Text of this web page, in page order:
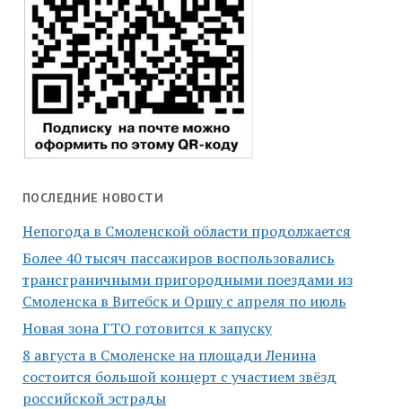
ПОСЛЕДНИЕ НОВОСТИ
Непогода в Смоленской области продолжается
Более 40 тысяч пассажиров воспользовались
трансграничными пригородными поездами из
Смоленска в Витебск и Оршу с апреля по июль
Новая зона ГТО готовится к запуску
8 августа в Смоленске на площади Ленина
состоится большой концерт с участием звёзд
российской эстрады